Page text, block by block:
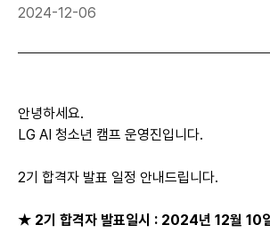
2024-12-06
안녕하세요.
LG AI 청소년 캠프 운영진입니다.
2기 합격자 발표 일정 안내드립니다.
★ 2기 합격자 발표일시 : 2024년 12월 10